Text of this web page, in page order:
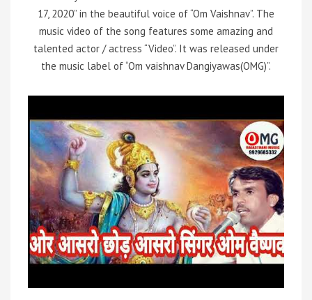
17, 2020” in the beautiful voice of “Om Vaishnav”. The
music video of the song features some amazing and
talented actor / actress “Video”. It was released under
the music label of “Om vaishnav Dangiyawas(OMG)”.